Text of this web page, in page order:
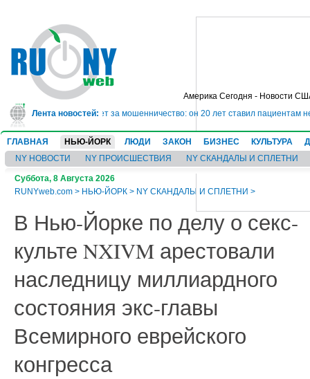
Америка Сегодня - Новости
Лента новостей:
в тюрьму на 10 лет за мошенничество: он 20 лет ставил пациентам
ГЛАВНАЯ НЬЮ-ЙОРК ЛЮДИ ЗАКОН БИЗНЕС КУЛЬТУРА
NY НОВОСТИ
NY ПРОИСШЕСТВИЯ NY СКАНДАЛЫ И СПЛЕТНИ
Суббота, 8 Августа 2026
RUNYweb.com > НЬЮ-ЙОРК > NY СКАНДАЛЫ И СПЛЕТНИ >
В Нью-Йорке по делу о секс-
культе NXIVM арестовали
наследницу миллиардного
состояния экс-главы
Всемирного еврейского
конгресса